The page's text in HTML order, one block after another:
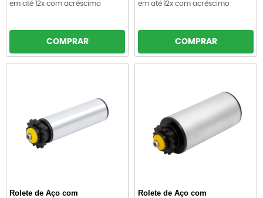
em até 12x com acréscimo
COMPRAR
em até 12x com acréscimo
COMPRAR
Rolete de Aço com
Rolete de Aço com